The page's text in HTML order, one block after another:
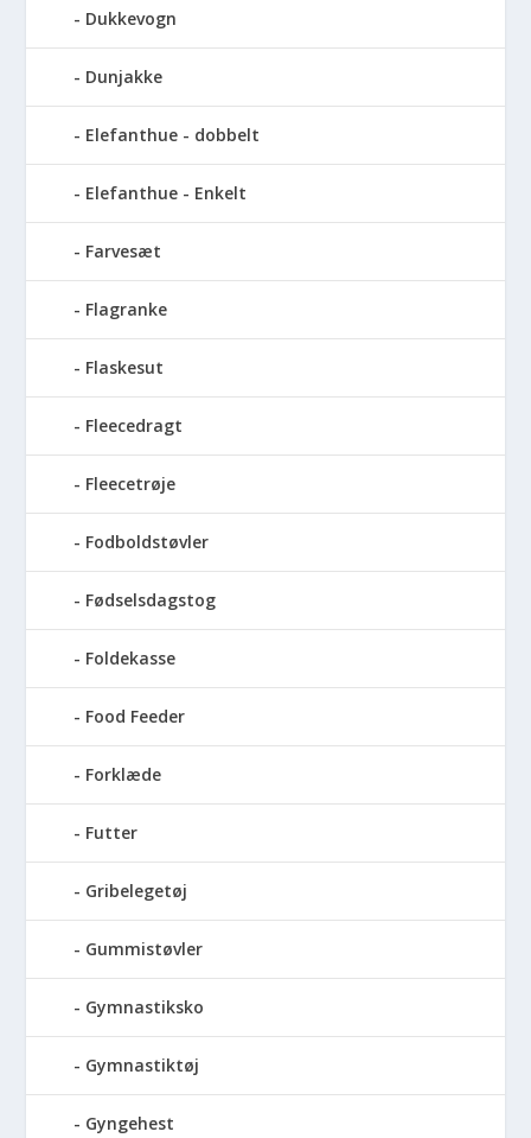
Dukkevogn
Dunjakke
Elefanthue - dobbelt
Elefanthue - Enkelt
Farvesæt
Flagranke
Flaskesut
Fleecedragt
Fleecetrøje
Fodboldstøvler
Fødselsdagstog
Foldekasse
Food Feeder
Forklæde
Futter
Gribelegetøj
Gummistøvler
Gymnastiksko
Gymnastiktøj
Gyngehest